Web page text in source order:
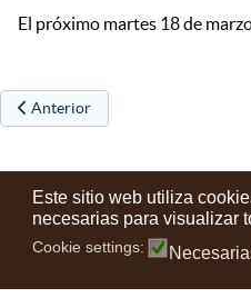
Este sitio web utiliza
necesarias para visualizar
Cookie settings:
El próximo martes 18 de
Artículo anterior: Actividades de
Anterior
Condiciones de uso